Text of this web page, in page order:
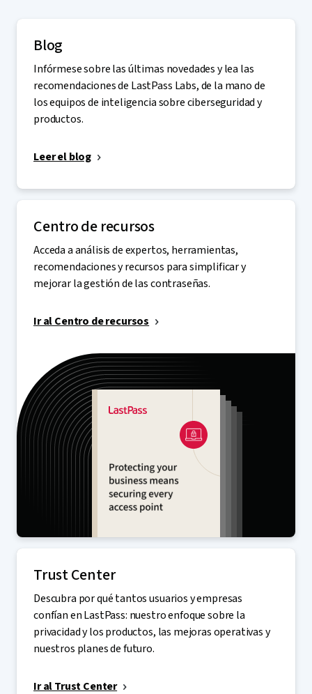
Blog
Infórmese sobre las últimas novedades y lea las
recomendaciones de LastPass Labs, de la mano de
los equipos de inteligencia sobre ciberseguridad y
productos.
Leer el blog
Centro de recursos
Acceda a análisis de expertos, herramientas,
recomendaciones y recursos para simplificar y
mejorar la gestión de las contraseñas.
Ir al Centro de recursos
Trust Center
Descubra por qué tantos usuarios y empresas
confían en LastPass: nuestro enfoque sobre la
privacidad y los productos, las mejoras operativas y
nuestros planes de futuro.
Ir al Trust Center